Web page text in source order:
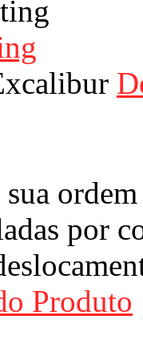
sua
por
Produto